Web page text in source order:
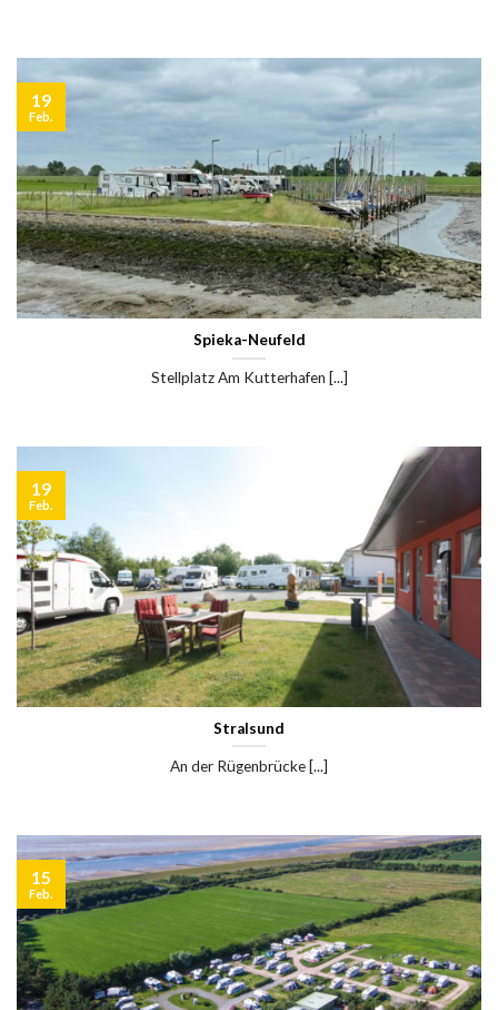
Spieka-Neufeld
Stellplatz Am Kutterhafen [...]
19
Feb.
Stralsund
An der Rügenbrücke [...]
19
Feb.
15
Feb.